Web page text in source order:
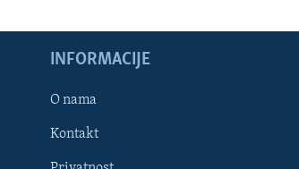
Learning English
INFORMACIJE
O nama
Kontakt